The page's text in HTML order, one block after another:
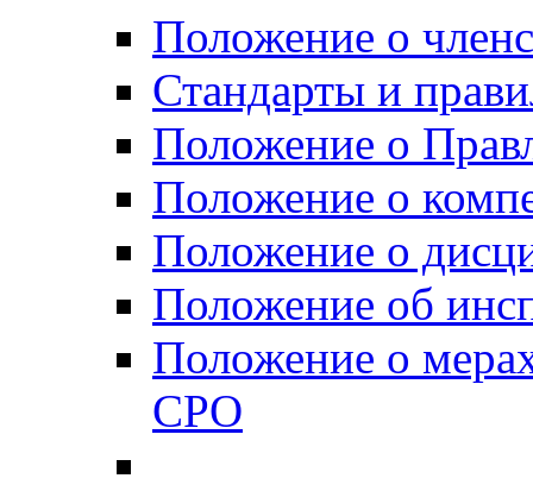
Положение о
Стандарты и
Положение о
Положение о
Положение о
Положение об
Положение о
СРО